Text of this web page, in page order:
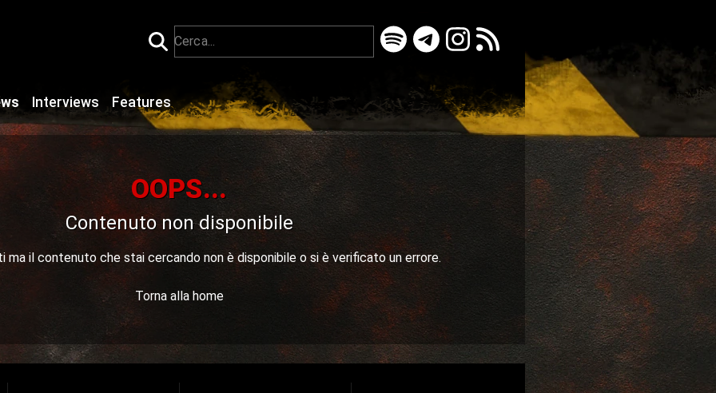
Interviews Features
OOPS...
Contenuto non disponibile
ma il contenuto che stai cercando non è disponibile o si è verificato un errore.
Torna alla home